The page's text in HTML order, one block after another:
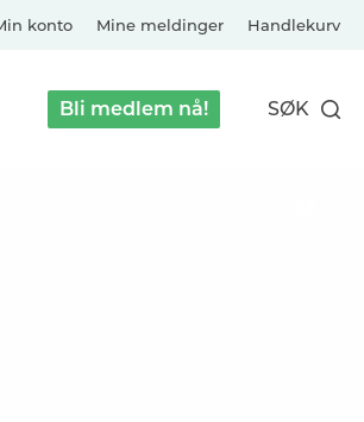
konto Mine meldinger Handlekurv
Bli medlem nå! SØK